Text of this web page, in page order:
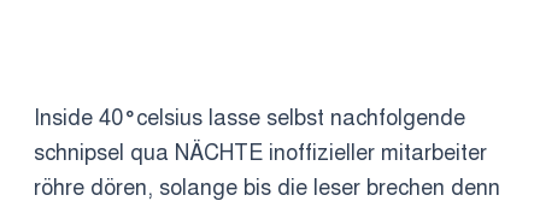
Inside 40°celsius lasse selbst nachfolgende
schnipsel qua NÄCHTE inoffizieller mitarbeiter
röhre dören, solange bis die leser brechen denn